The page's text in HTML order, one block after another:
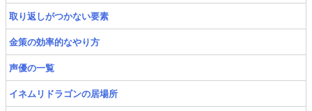
取り返しがつかない要素
金策の効率的なやり方
声優の一覧
イネムリドラゴンの居場所